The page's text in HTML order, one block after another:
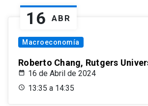
16 ABR
Macroeconomía
Roberto Chang, Rutgers
16 de Abril de 2024
13:35 a 14:35